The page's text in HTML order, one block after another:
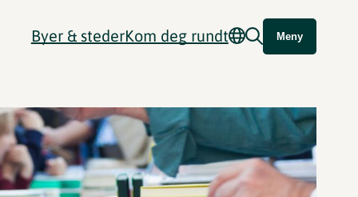
Byer & stederKom deg rundt Meny